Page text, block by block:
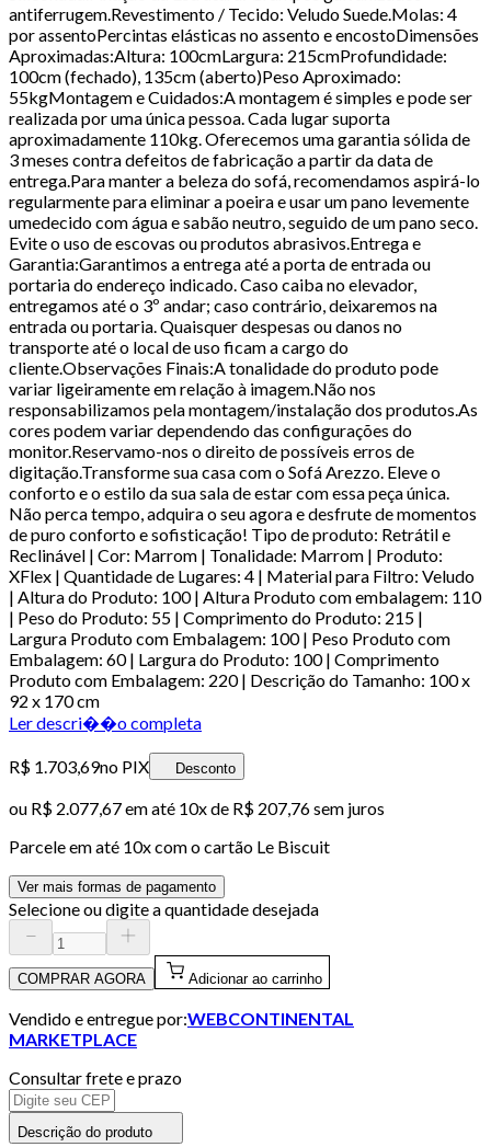
antiferrugem.Revestimento / Tecido: Veludo Suede.Molas: 4
por assentoPercintas elásticas no assento e encostoDimensões
Aproximadas:Altura: 100cmLargura: 215cmProfundidade:
100cm (fechado), 135cm (aberto)Peso Aproximado:
55kgMontagem e Cuidados:A montagem é simples e pode ser
realizada por uma única pessoa. Cada lugar suporta
aproximadamente 110kg. Oferecemos uma garantia sólida de
3 meses contra defeitos de fabricação a partir da data de
entrega.Para manter a beleza do sofá, recomendamos aspirá-lo
regularmente para eliminar a poeira e usar um pano levemente
umedecido com água e sabão neutro, seguido de um pano seco.
Evite o uso de escovas ou produtos abrasivos.Entrega e
Garantia:Garantimos a entrega até a porta de entrada ou
portaria do endereço indicado. Caso caiba no elevador,
entregamos até o 3º andar; caso contrário, deixaremos na
entrada ou portaria. Quaisquer despesas ou danos no
transporte até o local de uso ficam a cargo do
cliente.Observações Finais:A tonalidade do produto pode
variar ligeiramente em relação à imagem.Não nos
responsabilizamos pela montagem/instalação dos produtos.As
cores podem variar dependendo das configurações do
monitor.Reservamo-nos o direito de possíveis erros de
digitação.Transforme sua casa com o Sofá Arezzo. Eleve o
conforto e o estilo da sua sala de estar com essa peça única.
Não perca tempo, adquira o seu agora e desfrute de momentos
de puro conforto e sofisticação! Tipo de produto: Retrátil e
Reclinável | Cor: Marrom | Tonalidade: Marrom | Produto:
XFlex | Quantidade de Lugares: 4 | Material para Filtro: Veludo
| Altura do Produto: 100 | Altura Produto com embalagem: 110
| Peso do Produto: 55 | Comprimento do Produto: 215 |
Largura Produto com Embalagem: 100 | Peso Produto com
Embalagem: 60 | Largura do Produto: 100 | Comprimento
Produto com Embalagem: 220 | Descrição do Tamanho: 100 x
92 x 170 cm
Ler descri��o completa
R$ 1.703,69no PIX Desconto
ou R$ 2.077,67em até 10x de R$ 207,76 sem juros
Parcele em até 10x com o cartão Le Biscuit
Ver mais formas de pagamento
Selecione ou digite a quantidade desejada
COMPRAR AGORA Adicionar ao carrinho
Vendido e entregue por:WEBCONTINENTAL
MARKETPLACE
Consultar frete e prazo
Descrição do produto